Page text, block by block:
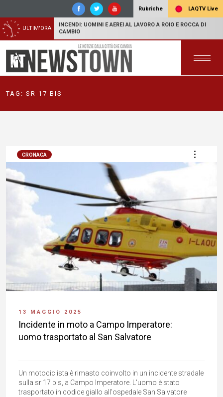
Rubriche LAQTV Live
ULTIM'ORA
INCENDI: UOMINI E AEREI AL LAVORO A ROIO E ROCCA DI
CAMBIO
TAG: SR 17 BIS
CRONACA
13 MAGGIO 2025
Incidente in moto a Campo Imperatore:
uomo trasportato al San Salvatore
Un motociclista è rimasto coinvolto in un incidente stradale
sulla sr 17 bis, a Campo Imperatore. L'uomo è stato
trasportato in codice giallo all'ospedale San Salvatore